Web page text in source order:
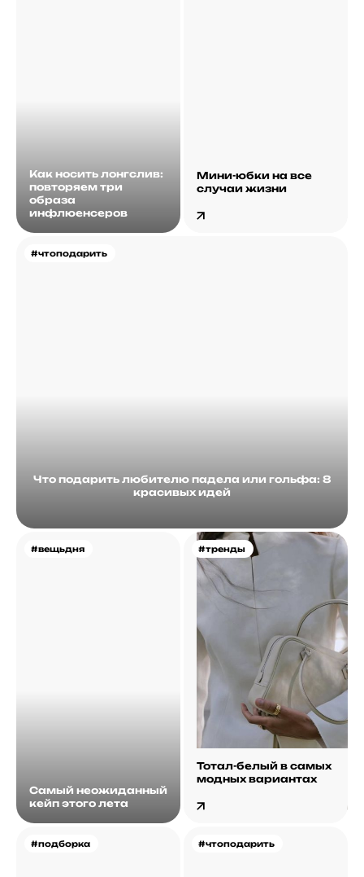
Как носить лонгслив:
повторяем три
образа
инфлюенсеров
#чтоподарить
Что подарить любителю падела или гольфа: 8
красивых идей
Мини-юбки на все
случаи жизни
#вещьдня
Самый неожиданный
кейп этого лета
#тренды
Тотал-белый в самых
модных вариантах
#подборка #чтоподарить